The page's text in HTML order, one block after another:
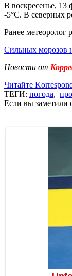
В воскресенье, 13
-5°C. В северных
Ранее метеоролог
Сильных морозов
Новости от
Читайте
ТЕГИ: погода,
Если вы заметили